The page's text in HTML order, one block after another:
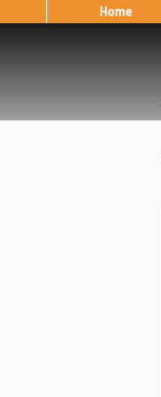
Home